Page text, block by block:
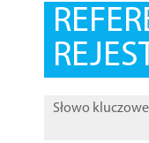
Słowo